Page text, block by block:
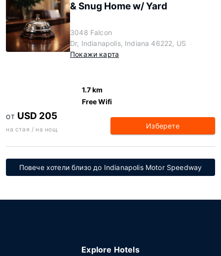
& Snug Home w/ Yard
3048 Falcon
Dr, Indianapolis, Indiana 46222, US
Покажи карта
1.7 km
Free Wifi
ОТ USD 205
на стая / на нощ Изберете
Повече хотели близо до Indianapolis Motor Speedway
Explore Hotels